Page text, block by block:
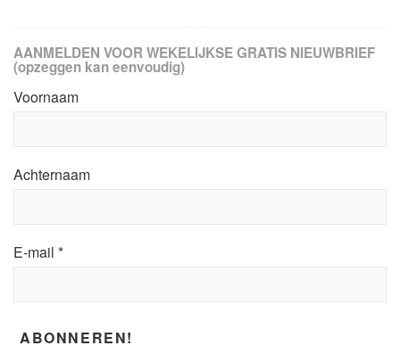
AANMELDEN VOOR WEKELIJKSE GRATIS NIEUWBRIEF
(opzeggen kan eenvoudig)
Voornaam
Achternaam
E-mail *